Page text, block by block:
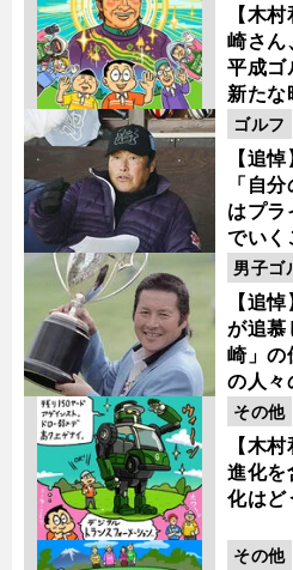
【木
崎さ
平成
新たな
【追
「自
はプラ
でいく
ゴルフ
【追
が追慕
崎」
の人々
男子ゴ
【木
進化を
化はど
その他
その他